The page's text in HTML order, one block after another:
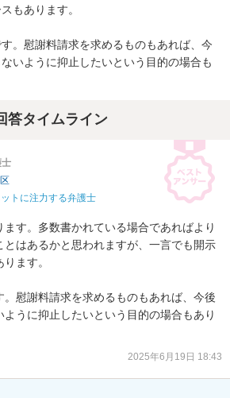
もあります。
。慰謝料請求を求めるものもあれば、今
いように抑止したいという目的の場合も
答タイムライン
トに注力する弁護士
す。多数書かれている場合であればより
はあるかと思われますが、一言でも開示
ます。
。慰謝料請求を求めるものもあれば、今後
うに抑止したいという目的の場合もあり
2025年6月19日 18:43